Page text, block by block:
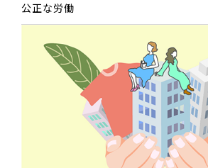
公正な労働